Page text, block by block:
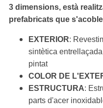
3 dimensions, està
prefabricats que
EXTERIOR:
sintètica
pintat
COLOR DE
ESTRUCTURA:
parts d'acer